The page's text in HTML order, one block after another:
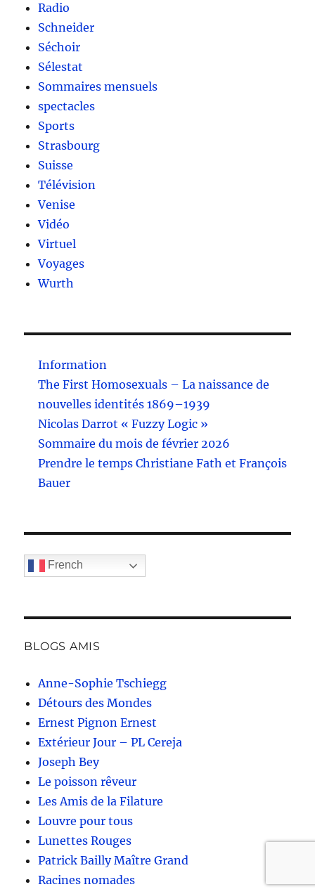
Radio
Schneider
Séchoir
Sélestat
Sommaires mensuels
spectacles
Sports
Strasbourg
Suisse
Télévision
Venise
Vidéo
Virtuel
Voyages
Wurth
Information
The First Homosexuals – La naissance de
nouvelles identités 1869–1939
Nicolas Darrot « Fuzzy Logic »
Sommaire du mois de février 2026
Prendre le temps Christiane Fath et François
Bauer
French
BLOGS AMIS
Anne-Sophie Tschiegg
Détours des Mondes
Ernest Pignon Ernest
Extérieur Jour – PL Cereja
Joseph Bey
Le poisson rêveur
Les Amis de la Filature
Louvre pour tous
Lunettes Rouges
Patrick Bailly Maître Grand
Racines nomades